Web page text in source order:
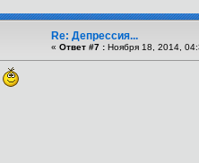
Re: Депрессия...
« Ответ #7 : Ноября 18, 2014,